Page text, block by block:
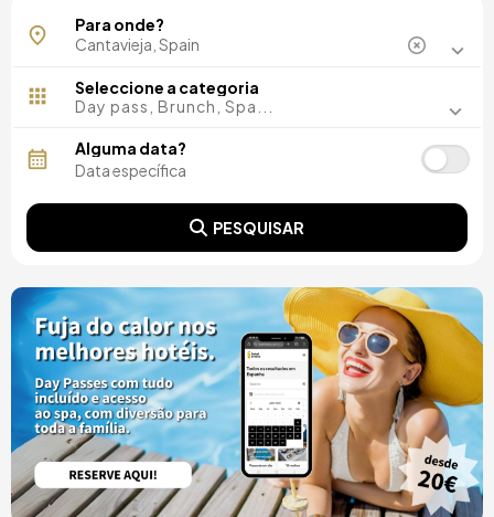
Para onde?
Seleccione a categoria
Day pass, Brunch, Spa...
Alguma data?
PESQUISAR